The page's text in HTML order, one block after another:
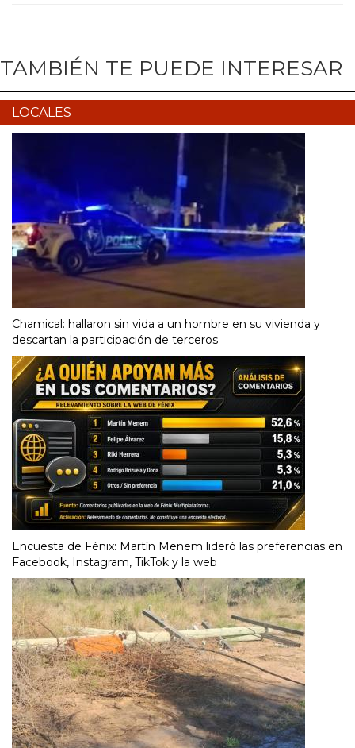
TAMBIÉN TE PUEDE INTERESAR
LOCALES
Chamical: hallaron sin vida a un hombre en su vivienda y
descartan la participación de terceros
Encuesta de Fénix: Martín Menem lideró las preferencias en
Facebook, Instagram, TikTok y la web